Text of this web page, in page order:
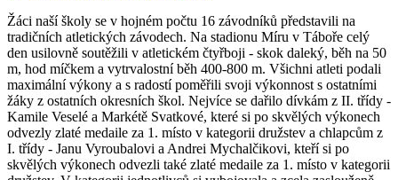
Žáci naší školy se v hojném počtu 16 závodníků představili na
tradičních atletických závodech. Na stadionu Míru v Táboře celý
den usilovně soutěžili v atletickém čtyřboji - skok daleký, běh na 50
m, hod míčkem a vytrvalostní běh 400-800 m. Všichni atleti podali
maximální výkony a s radostí poměřili svoji výkonnost s ostatními
žáky z ostatních okresních škol. Nejvíce se dařilo dívkám z II. třídy -
Kamile Veselé a Markétě Svatkové, které si po skvělých výkonech
odvezly zlaté medaile za 1. místo v kategorii družstev a chlapcům z
I. třídy - Janu Vyroubalovi a Andrei Mychalčikovi, kteří si po
skvělých výkonech odvezli také zlaté medaile za 1. místo v kategorii